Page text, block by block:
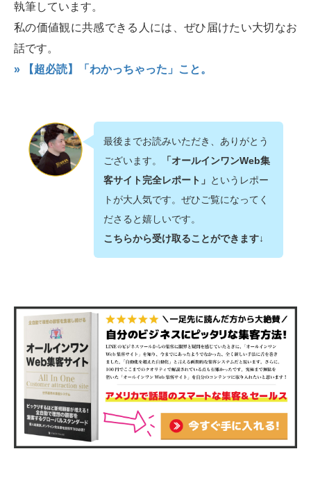
執筆しています。
私の価値観に共感できる人には、ぜひ届けたい大切なお
話です。
» 【超必読】「わかっちゃった」こと。
最後までお読みいただき、ありがとう
ございます。
「オールインワンWeb集
客サイト完全レポート」 というレポー
トが大人気です。ぜひご覧になってく
ださると嬉しいです。
こちらから受け取ることができます↓